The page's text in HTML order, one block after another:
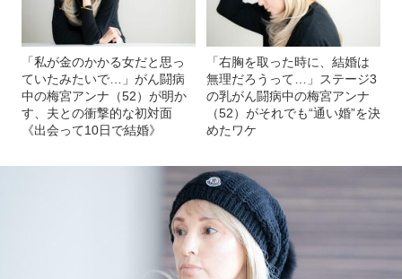
「私が金のかかる女だと思っ
ていたみたいで…」がん闘病
中の梅宮アンナ（52）が明か
す、夫との衝撃的な初対面
《出会って10日で結婚》
「右胸を取った時に、結婚は
無理だろうって…」ステージ3
の乳がん闘病中の梅宮アンナ
（52）がそれでも“通い婚”を決
めたワケ